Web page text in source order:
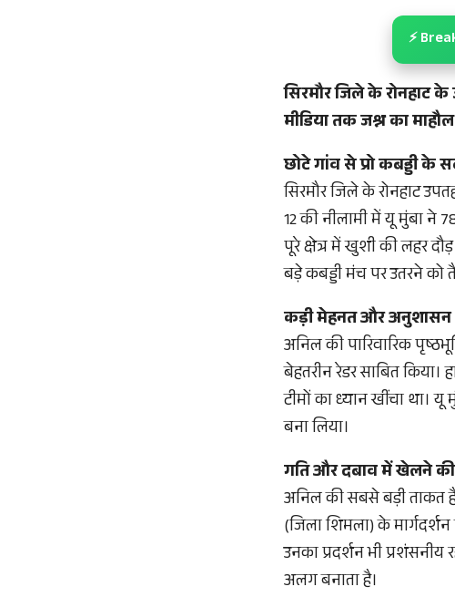
⚡
सिरमौर जिले के रोनहाट
मीडिया तक जश्न का माहौल
छोटे गांव से प्रो कबड्डी
सिरमौर जिले के रोनहाट
12 की नीलामी में यू मुंबा ने
पूरे क्षेत्र में खुशी की लहर
बड़े कबड्डी मंच पर उतरने को
कड़ी मेहनत और अनुशासन
अनिल की पारिवारिक
बेहतरीन रेडर साबित किया।
टीमों का ध्यान खींचा था।
बना लिया।
गति और दबाव में खेलने की
अनिल की सबसे बड़ी ताकत
(जिला शिमला) के मार्गदर्शन
उनका प्रदर्शन भी
अलग बनाता है।